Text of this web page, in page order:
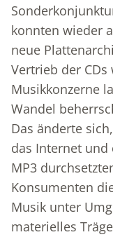
konnten wieder
neue
Vertrieb der
Musikkonzerne
Wandel
Das änderte
das Internet
MP3
Konsumenten
Musik unter
materielles